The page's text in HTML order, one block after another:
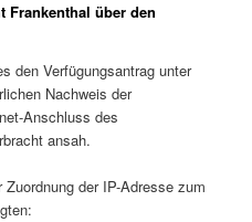
Frankenthal über den
den Verfügungsantrag unter
Nachweis der
Anschluss des
ansah.
der IP-Adresse zum